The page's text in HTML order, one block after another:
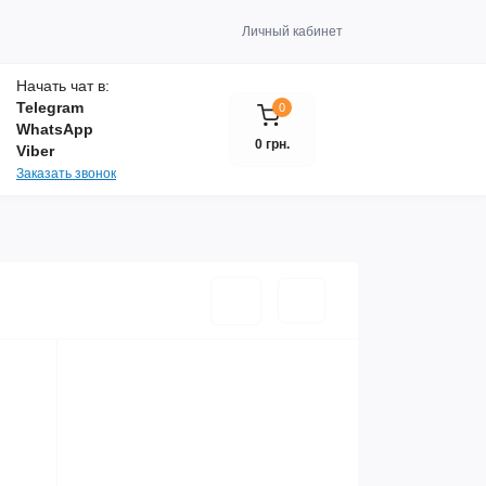
Личный кабинет
Начать чат в:
Telegram
WhatsApp
Viber
Заказать звонок
0
0 грн.